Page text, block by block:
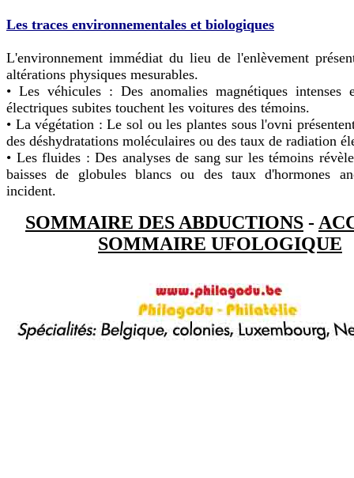
Les traces environnementales et biologiques
L'environnement immédiat du lieu de l'enlèvement
altérations physiques mesurables.
• Les véhicules : Des anomalies magnétiques intenses
électriques subites touchent les voitures des témoins.
• La végétation : Le sol ou les plantes sous l'ovni
des déshydratations moléculaires ou des taux de radiation
• Les fluides : Des analyses de sang sur les témoins
baisses de globules blancs ou des taux d'hormones
incident.
SOMMAIRE DES ABDUCTIONS -
SOMMAIRE UFOLOGIQUE